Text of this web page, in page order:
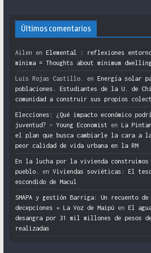
Últimos comentarios
Ailen en Elemental : reflexiones
mínima = Thoughts about minimum
Luis Rojas Castillo. en Energía solar
poblaciones. Estudiantes de la U. de
comunidad a construir sus propios
Elecciones: ¿Qué impacto económico
juventud? – Young Economist en La
el plan que busca cambiarle la cara a la
peor calidad de vida urbana en la RM
En la lucha por la vivienda
pueblo.
en Viviendas soviéticas: El
escondido de Macul
SMAPA y gestión Barriga: Un recuento de
decepciones » La Voz de Maipú en El
desangra por 31 mil millones de pesos
realizadas